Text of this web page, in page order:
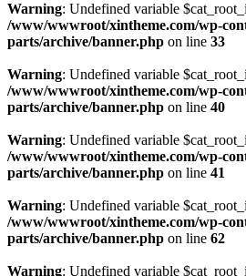
Warning: Undefined variable
/www/wwwroot/xintheme.com/wp-
parts/archive/banner.php on line 33
Warning: Undefined variable
/www/wwwroot/xintheme.com/wp-
parts/archive/banner.php on line 40
Warning: Undefined variable
/www/wwwroot/xintheme.com/wp-
parts/archive/banner.php on line 41
Warning: Undefined variable
/www/wwwroot/xintheme.com/wp-
parts/archive/banner.php on line 62
Warning: Undefined variable